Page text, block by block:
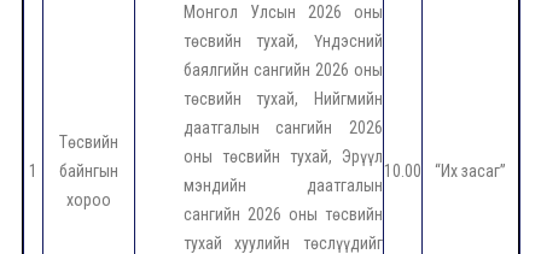
1
Төсвийн
байнгын
хороо
Монгол Улсын 2026 оны
төсвийн тухай, Үндэсний
баялгийн сангийн 2026 оны
төсвийн тухай, Нийгмийн
даатгалын сангийн 2026
оны төсвийн тухай, Эрүүл
мэндийн даатгалын
сангийн 2026 оны төсвийн
тухай хуулийн төслүүдийг
10.00 “Их засаг”